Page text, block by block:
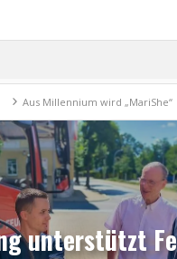
wird „MariShe“ 4.
unterstützt